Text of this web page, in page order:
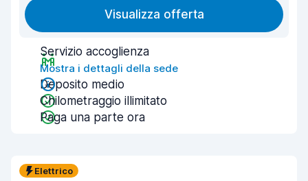
Visualizza offerta
Servizio accoglienza
Mostra i dettagli della sede
Deposito medio
Chilometraggio illimitato
Paga una parte ora
Elettrico